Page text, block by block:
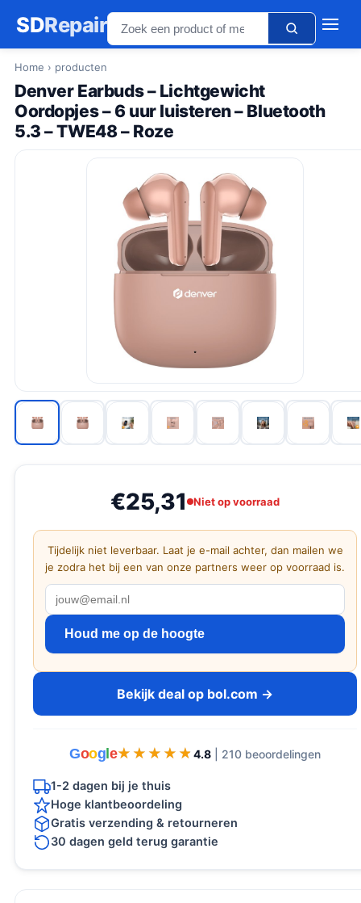
SDRepair
Home › producten
Denver Earbuds – Lichtgewicht
Oordopjes – 6 uur luisteren – Bluetooth
5.3 – TWE48 – Roze
€25,31 Niet op voorraad
Tijdelijk niet leverbaar. Laat je e-mail achter, dan mailen we
je zodra het bij een van onze partners weer op voorraad is.
Houd me op de hoogte
Bekijk deal op bol.com →
Goog e★★★★★
★★★★★ 4.8 | 210 beoordelingen
1-2 dagen bij je thuis
Hoge klantbeoordeling
Gratis verzending & retourneren
30 dagen geld terug garantie